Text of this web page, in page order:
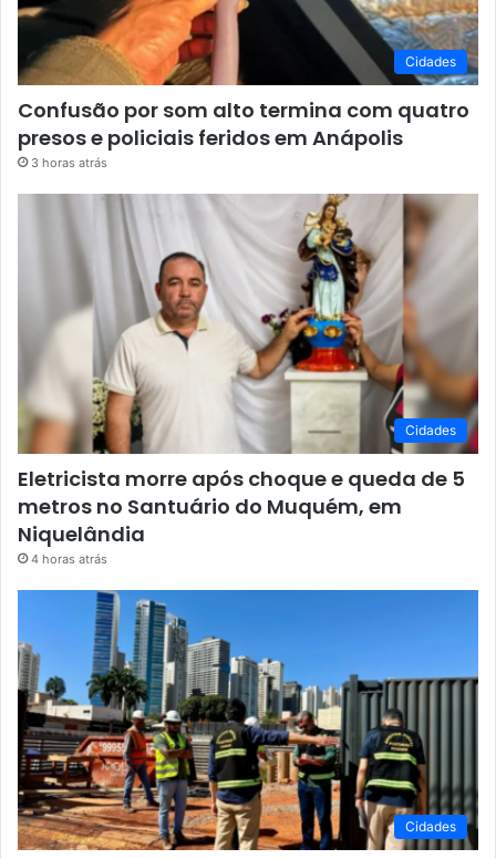
Cidades
Confusão por som alto termina com quatro
presos e policiais feridos em Anápolis
3 horas atrás
Cidades
Eletricista morre após choque e queda de 5
metros no Santuário do Muquém, em
Niquelândia
4 horas atrás
Cidades